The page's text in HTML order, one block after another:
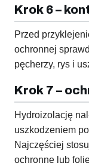
Krok 6 –
Przed
ochronnej
pęcherzy, rys i
Krok 7 –
Hydroizolację
uszkodzeniem
Najczęściej
ochronne lub